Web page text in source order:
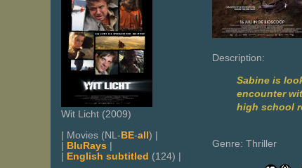
Wit Licht (2009)
| Movies (NL- BE-all ) |
BluRays
English subtitled (124) |
Description:
Sabine is
encounter
high school
Genre: Thriller